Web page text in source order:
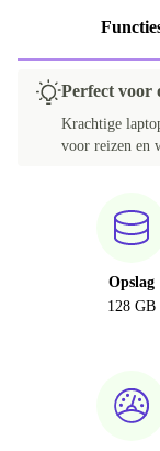
Perfect voor
Krachtige
voor reizen en
Opslag
128 GB